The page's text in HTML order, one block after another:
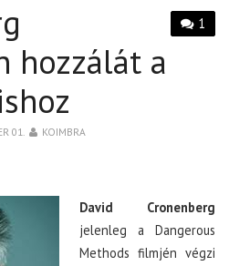
1
hozzálát a
01. KOIMBRA
David Cronenberg
jelenleg a Dangerous
Methods filmjén végzi